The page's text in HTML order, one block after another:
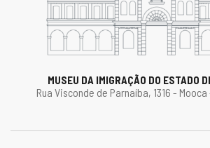
MUSEU DA IMIGRAÇÃO DO ESTADO
Rua Visconde de Parnaíba, 1316 -